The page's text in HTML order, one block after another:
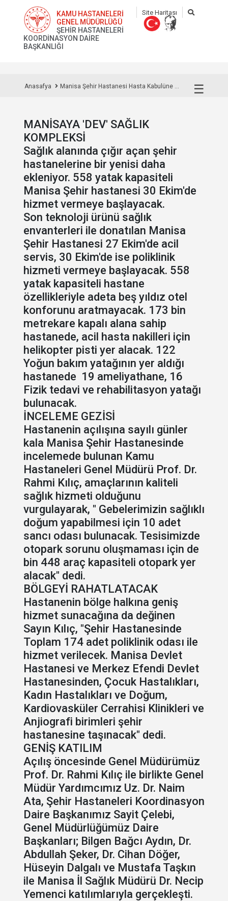
KAMU HASTANELERİ
GENEL MÜDÜRLÜĞÜ
ŞEHİR HASTANELERİ
KOORDİNASYON DAİRE
BAŞKANLIĞI
Site Haritası
☰
Anasafya Manisa Şehir Hastanesi Hasta Kabulüne ...
MANİSAYA 'DEV' SAĞLIK
KOMPLEKSİ
Sağlık alanında çığır açan şehir
hastanelerine bir yenisi daha
ekleniyor. 558 yatak kapasiteli
Manisa Şehir hastanesi 30 Ekim'de
hizmet vermeye başlayacak.
Son teknoloji ürünü sağlık
envanterleri ile donatılan Manisa
Şehir Hastanesi 27 Ekim'de acil
servis, 30 Ekim'de ise poliklinik
hizmeti vermeye başlayacak. 558
yatak kapasiteli hastane
özellikleriyle adeta beş yıldız otel
konforunu aratmayacak. 173 bin
metrekare kapalı alana sahip
hastanede, acil hasta nakilleri için
helikopter pisti yer alacak. 122
Yoğun bakım yatağının yer aldığı
hastanede 19 ameliyathane, 16
Fizik tedavi ve rehabilitasyon yatağı
bulunacak.
İNCELEME GEZİSİ
Hastanenin açılışına sayılı günler
kala Manisa Şehir Hastanesinde
incelemede bulunan Kamu
Hastaneleri Genel Müdürü Prof. Dr.
Rahmi Kılıç, amaçlarının kaliteli
sağlık hizmeti olduğunu
vurgulayarak, " Gebelerimizin sağlıklı
doğum yapabilmesi için 10 adet
sancı odası bulunacak. Tesisimizde
otopark sorunu oluşmaması için de
bin 448 araç kapasiteli otopark yer
alacak" dedi.
BÖLGEYİ RAHATLATACAK
Hastanenin bölge halkına geniş
hizmet sunacağına da değinen
Sayın Kılıç, "Şehir Hastanesinde
Toplam 174 adet poliklinik odası ile
hizmet verilecek. Manisa Devlet
Hastanesi ve Merkez Efendi Devlet
Hastanesinden, Çocuk Hastalıkları,
Kadın Hastalıkları ve Doğum,
Kardiovasküler Cerrahisi Klinikleri ve
Anjiografi birimleri şehir
hastanesine taşınacak" dedi.
GENİŞ KATILIM
Açılış öncesinde Genel Müdürümüz
Prof. Dr. Rahmi Kılıç ile birlikte Genel
Müdür Yardımcımız Uz. Dr. Naim
Ata, Şehir Hastaneleri Koordinasyon
Daire Başkanımız Sayit Çelebi,
Genel Müdürlüğümüz Daire
Başkanları; Bilgen Bağcı Aydın, Dr.
Abdullah Şeker, Dr. Cihan Döğer,
Hüseyin Dalgalı ve Mustafa Taşkın
ile Manisa İl Sağlık Müdürü Dr. Necip
Yemenci katılımlarıyla gerçekleşti.